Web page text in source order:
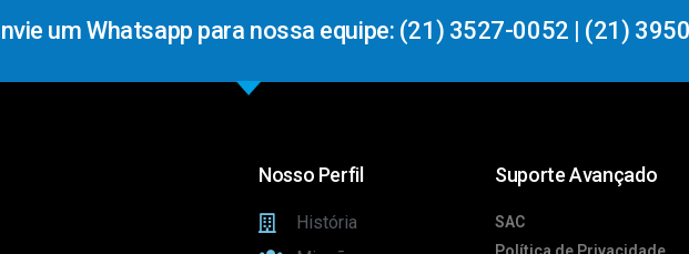
um Whatsapp para nossa equipe: (21) 3527-0052 | (21)
Nosso Perfil
História
Suporte Avançado
SAC